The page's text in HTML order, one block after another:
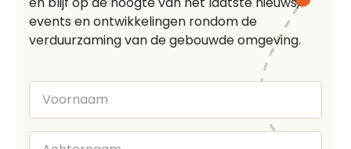
events en ontwikkelingen rondom de
verduurzaming van de gebouwde omgeving.
Voornaam
Achternaam